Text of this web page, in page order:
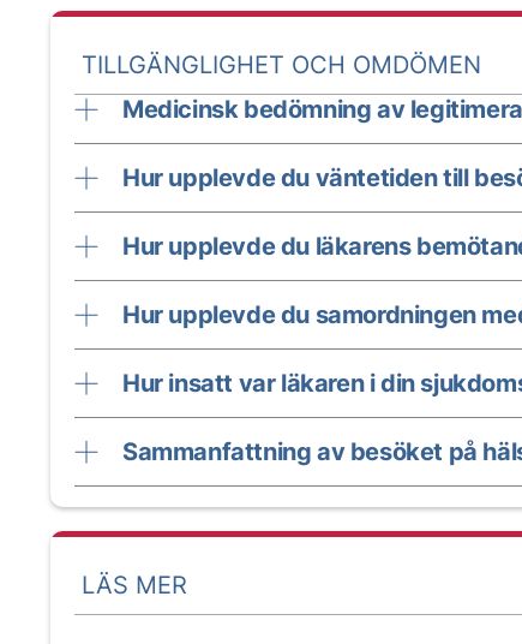
TILLGÄNGLIGHET OCH OMDÖMEN
Medicinsk bedömning av
Hur upplevde du väntetiden till
Hur upplevde du läkarens
Hur upplevde du samordningen
Hur insatt var läkaren i din
Sammanfattning av besöket på
LÄS MER